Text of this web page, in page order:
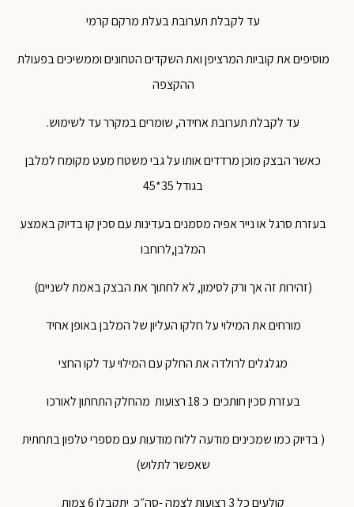
עד לקבלת תערובת בעלת מרקם קרמי
מוסיפים את קוביות המרציפן ואת השקדים הטחונים וממשיכים בפעולת
ההקצפה
עד לקבלת תערובת אחידה, שומרים במקרר עד לשימוש.
כאשר הבצק מוכן מרדדים אותו על גבי משטח מעט מקומח למלבן
בגודל 35*45
בעזרת סרגל או נייר אפיה מסמנים בעדינות עם סכין קו בדיוק באמצע
המלבן,לרוחבו
(זהירות זה אך ורק לסימון, לא לחתוך את הבצק באמת לשניים)
מורחים את המילוי על חלקו העליון של המלבן באופן אחיד
מגלגלים לרולדה את החלק עם המילוי עד לקו החצי
בעזרת סכין חותכים כ 18 רצועות מהחלק התחתון לאורכו
( בדיוק כמו שמכינים מודעה ללוח מודעות עם מספרי טלפון בתחתית
שאפשר לתלוש)
קולעים כל 3 רצועות לצמה -סה״כ יתקבלו 6 צמות